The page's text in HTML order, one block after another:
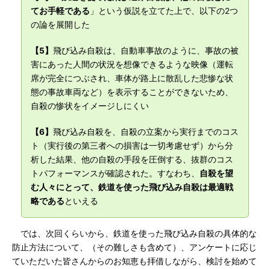
てお手軽である 」という仮説を立てた上で、以下の2つ
の論を展開した
【5】 飛び込み自殺は、自動車事故のように、事故の被
害にあった人間の状況を想像できるような映像（運転
席が完全につぶされ、車体が路上に散乱した悲惨な状
態の事故車両など）を表示することができないため、
自殺の惨状をイメージしにくい
【6】 飛び込み自殺を、自殺の立案から実行までのコス
ト（実行後の第三者への損害は一切考慮せず）から分
析した結果、他の自殺の手段を圧倒する、抜群のコス
トパフォーマンスが確認された。すなわち、
自殺を望
む人々にとって、鉄道を使った飛び込み自殺は最適戦
略であるといえる
では、次回くらいから、鉄道を使った飛び込み自殺の具体的な
防止方法について、（その難しさも含めて）、アンケートに応じ
ていただいた皆さんからのお知恵も拝借しながら、検討を始めて